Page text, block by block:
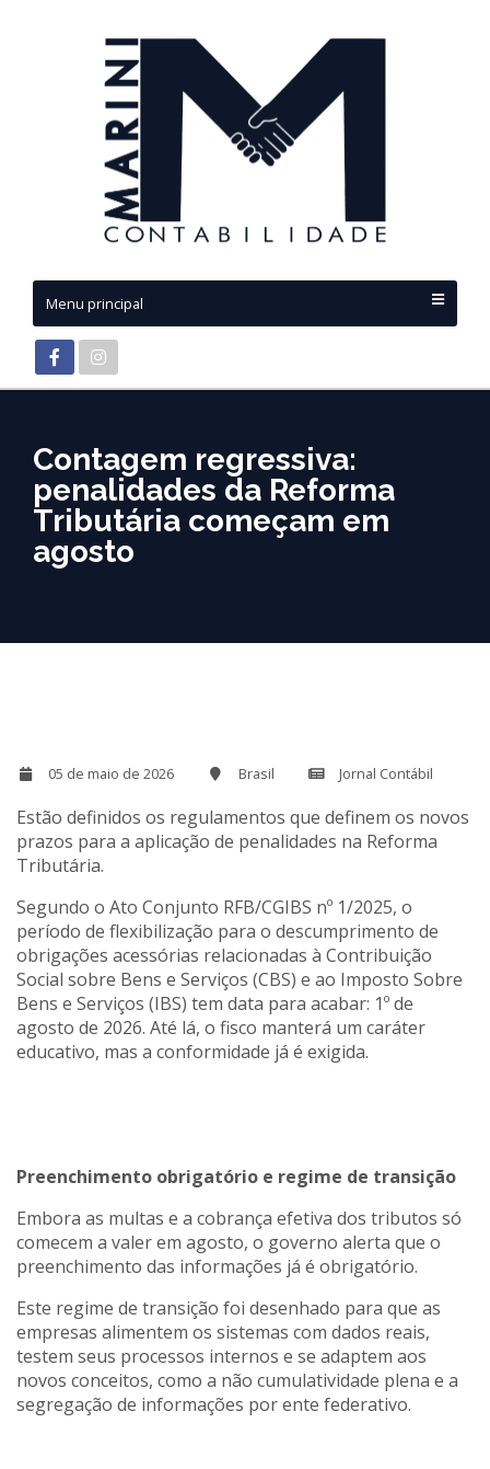
Menu principal
Contagem regressiva:
penalidades da Reforma
Tributária começam em
agosto
05 de maio de 2026 Brasil Jornal Contábil
Estão definidos os regulamentos que definem os novos
prazos para a aplicação de penalidades na Reforma
Tributária.
Segundo o Ato Conjunto RFB/CGIBS nº 1/2025, o
período de flexibilização para o descumprimento de
obrigações acessórias relacionadas à Contribuição
Social sobre Bens e Serviços (CBS) e ao Imposto Sobre
Bens e Serviços (IBS) tem data para acabar: 1º de
agosto de 2026. Até lá, o fisco manterá um caráter
educativo, mas a conformidade já é exigida.
Preenchimento obrigatório e regime de transição
Embora as multas e a cobrança efetiva dos tributos só
comecem a valer em agosto, o governo alerta que o
preenchimento das informações já é obrigatório.
Este regime de transição foi desenhado para que as
empresas alimentem os sistemas com dados reais,
testem seus processos internos e se adaptem aos
novos conceitos, como a não cumulatividade plena e a
segregação de informações por ente federativo.